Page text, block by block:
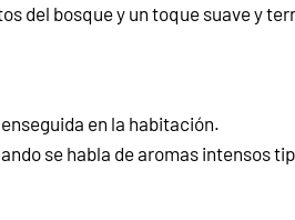
del bosque y un toque suave y
en la habitación.
se habla de aromas intensos